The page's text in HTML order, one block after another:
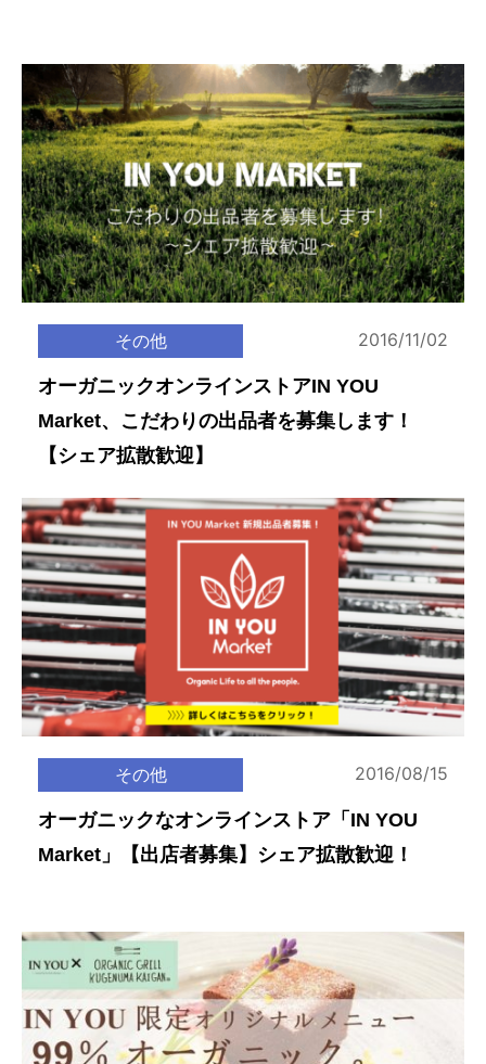
その他 2016/11/02
オーガニックオンラインストアIN YOU
Market、こだわりの出品者を募集します！
【シェア拡散歓迎】
その他 2016/08/15
オーガニックなオンラインストア「IN YOU
Market」【出店者募集】シェア拡散歓迎！